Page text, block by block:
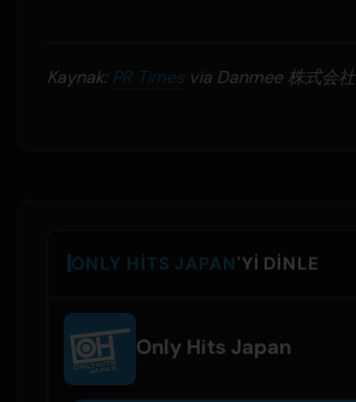
Kaynak: PR Timesvia Danmee 株式会社
ONLY HITS JAPAN'YI DINLE
Only Hits Japan